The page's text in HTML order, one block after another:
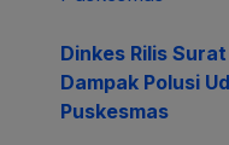
Dinkes Rilis
Dampak Polusi
Puskesmas